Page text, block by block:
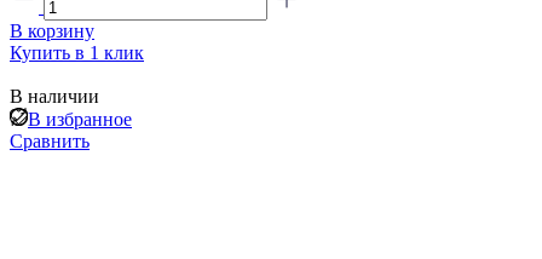
В корзину
Купить в 1 клик
В наличии
В избранное
Сравнить